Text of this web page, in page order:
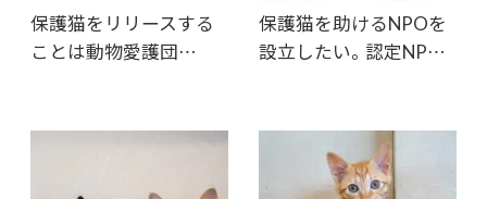
保護猫をリリースする
ことは動物愛護団…
保護猫を助けるNPOを
設立したい。認定NP…